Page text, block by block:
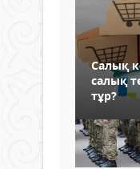
Салық
салық
тұр?